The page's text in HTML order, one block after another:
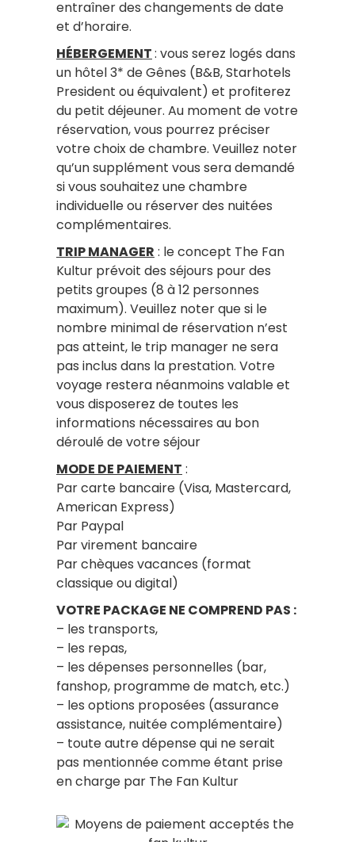
entraîner des changements de date
et d’horaire.
HÉBERGEMENT: vous serez logés dans
un hôtel 3* de Gênes (B&B, Starhotels
President ou équivalent) et profiterez
du petit déjeuner. Au moment de votre
réservation, vous pourrez préciser
votre choix de chambre. Veuillez noter
qu’un supplément vous sera demandé
si vous souhaitez une chambre
individuelle ou réserver des nuitées
complémentaires.
TRIP MANAGER : le concept The Fan
Kultur prévoit des séjours pour des
petits groupes (8 à 12 personnes
maximum). Veuillez noter que si le
nombre minimal de réservation n’est
pas atteint, le trip manager ne sera
pas inclus dans la prestation. Votre
voyage restera néanmoins valable et
vous disposerez de toutes les
informations nécessaires au bon
déroulé de votre séjour
MODE DE PAIEMENT :
Par carte bancaire (Visa, Mastercard,
American Express)
Par Paypal
Par virement bancaire
Par chèques vacances (format
classique ou digital)
VOTRE PACKAGE NE COMPREND PAS :
– les transports,
– les repas,
– les dépenses personnelles (bar,
fanshop, programme de match, etc.)
– les options proposées (assurance
assistance, nuitée complémentaire)
– toute autre dépense qui ne serait
pas mentionnée comme étant prise
en charge par The Fan Kultur